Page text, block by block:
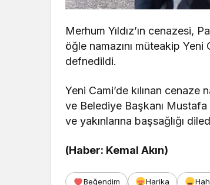
Merhum Yıldız’ın cenazesi,
öğle namazını müteakip Yeni
defnedildi.
Yeni Cami’de kılınan cenaze
ve Belediye Başkanı Mustafa
ve yakınlarına başsağlığı
(Haber: Kemal Akın)
Beğendim Harika